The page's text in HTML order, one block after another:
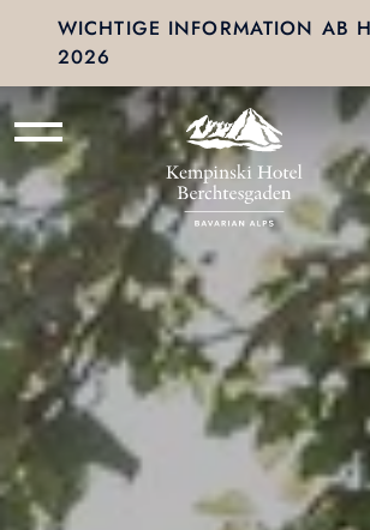
WICHTIGE INFORMATION AB
2026